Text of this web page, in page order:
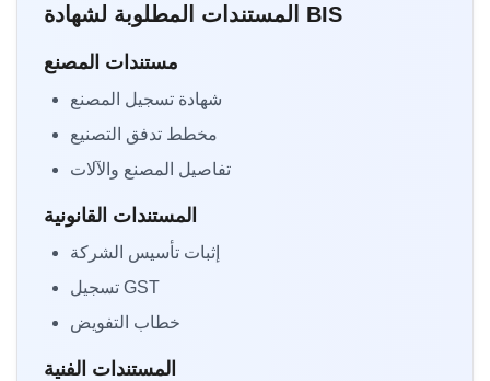
المستندات المطلوبة لشهادة BIS
مستندات المصنع
شهادة تسجيل المصنع
مخطط تدفق التصنيع
تفاصيل المصنع والآلات
المستندات القانونية
إثبات تأسيس الشركة
تسجيل GST
خطاب التفويض
المستندات الفنية